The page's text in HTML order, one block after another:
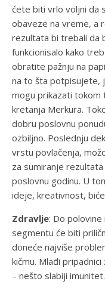
ćete biti vrlo voljni da
obaveze na vreme, a
rezultata bi trebali da
funkcionisalo kako
obratite pažnju na
na to šta potpisujete,
mogu prikazati
kretanja Merkura.
dobru poslovnu
ozbiljno. Poslednju
vrstu povlačenja,
za sumiranje
poslovnu godinu. U
ideje, kreativnost,
Zdravlje: Do
segmentu će biti
doneće najviše
kičmu. Mlađi
– nešto slabiji imunitet.